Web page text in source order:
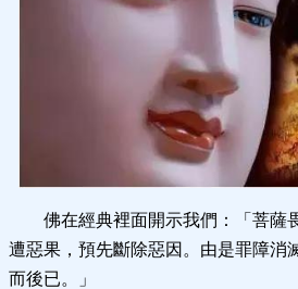
佛在經典裡面開示我們：「菩薩
遭惡果，預先斷除惡因。由是罪障消
而後已。」